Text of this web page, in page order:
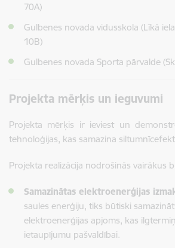
70A)
Gulbenes novada vidusskola (Līkā
10B)
Gulbenes novada Sporta pārvalde
Projekta mērķis un ieguvumi
Projekta mērķis ir ieviest un
tehnoloģijas, kas samazina
Projekta realizācija nodrošinās vairākus
Samazinātas elektroenerģijas
saules enerģiju, tiks būtiski
elektroenerģijas apjoms, kas
ietaupījumu pašvaldībai.